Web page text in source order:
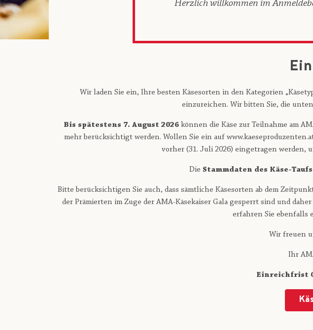
Herzlich willkommen im
Wir laden Sie ein, Ihre besten Käsesorten in den Kategorien
einzureichen. Wir bitten Sie, die
Bis spätestens 7. August 2026 können die Käse zur Teilnahme am
mehr berücksichtigt werden. Wollen Sie ein auf
vorher (31. Juli 2026) eingetragen werden,
Die Stammdaten des Käse-
Bitte berücksichtigen Sie auch, dass sämtliche Käsesorten ab dem
der Prämierten im Zuge der AMA-Käsekaiser Gala gesperrt sind und
erfahren Sie ebenfalls
Wir freuen
Ihr
Einreichfrist